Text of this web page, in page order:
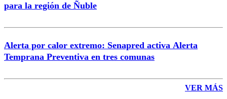
para la región de Ñuble
Alerta por calor extremo: Senapred activa Alerta
Temprana Preventiva en tres comunas
VER MÁS